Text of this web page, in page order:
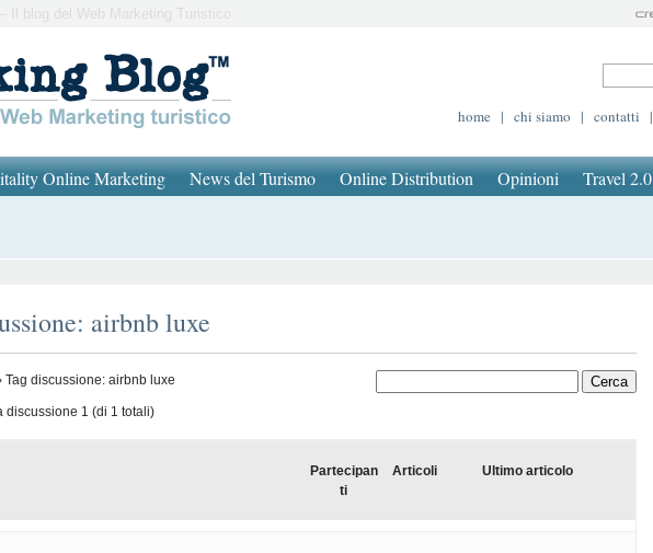
Il blog del Web Marketing Turistico
home | chi siamo | contatti |
Online Marketing News del Turismo Online Distribution Opinioni Travel 2.0
airbnb luxe
Tag discussione: airbnb luxe
discussione 1 (di 1 totali)
Partecipan
ti
Articoli Ultimo articolo